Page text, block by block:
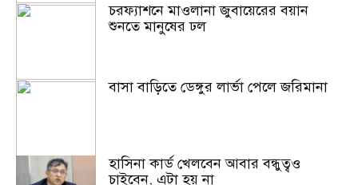
চরফ্যাশনে মাওলানা জুবায়েরের বয়ান
শুনতে মানুষের ঢল
বাসা বাড়িতে ডেঙ্গুর লার্ভা পেলে জরিমানা
হাসিনা কার্ড খেলবেন আবার বন্ধুত্বও
চাইবেন, এটা হয় না